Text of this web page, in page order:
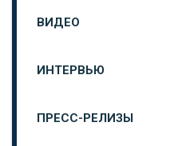
ВИДЕО
ИНТЕРВЬЮ
ПРЕСС-РЕЛИЗЫ